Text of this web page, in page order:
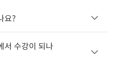
요?
드를 발급 받으셔
서 수강이 되나